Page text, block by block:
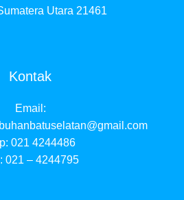
Utara 21461
Kontak
Email:
021 4244486
021 – 4244795